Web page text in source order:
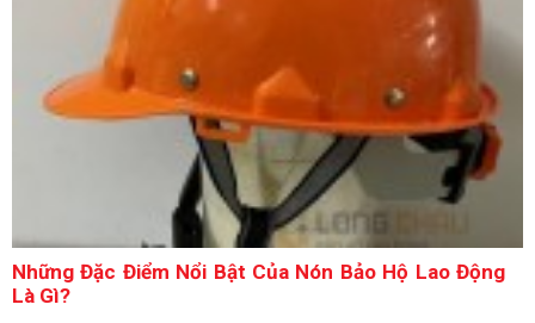
Những Đặc Điểm Nổi Bật Của Nón Bảo Hộ Lao Động
Là Gì?